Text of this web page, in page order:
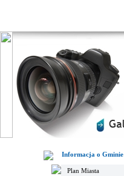
Informacja o Gminie
Plan Miasta